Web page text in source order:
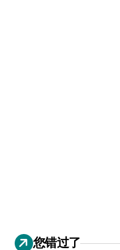
您错过了